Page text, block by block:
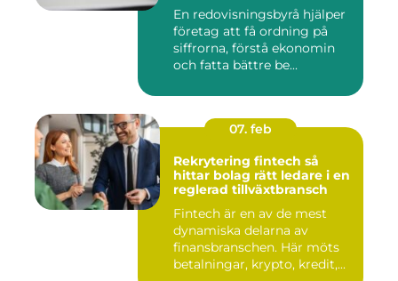
En redovisningsbyrå hjälper
företag att få ordning på
siffrorna, förstå ekonomin
och fatta bättre be...
07. feb
Rekrytering fintech så
hittar bolag rätt ledare i en
reglerad tillväxtbransch
Fintech är en av de mest
dynamiska delarna av
finansbranschen. Här möts
betalningar, krypto, kredit,...